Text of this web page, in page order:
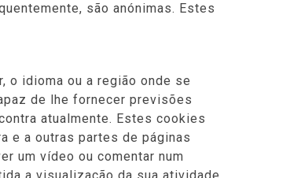
são anónimas. Estes
o idioma ou a região onde se
de lhe fornecer previsões
atualmente. Estes cookies
e a outras partes de páginas
um vídeo ou comentar num